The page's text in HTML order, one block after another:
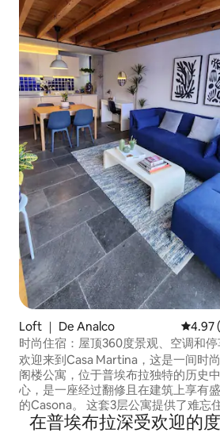
Loft ｜ De Analco 平均评
4.97
时尚住宿：屋顶360度景观、空调和停
欢迎来到Casa Martina，这是一间时
阁楼公寓，位于普埃布拉独特的历史中
心，是一座经过翻修且在建筑上享有
的Casona。 这套3层公寓提供了难忘
所需的一切：一张加大双人床，配备
寸电视+流媒体、自动百叶窗、空调、
在普埃布拉深受欢迎的